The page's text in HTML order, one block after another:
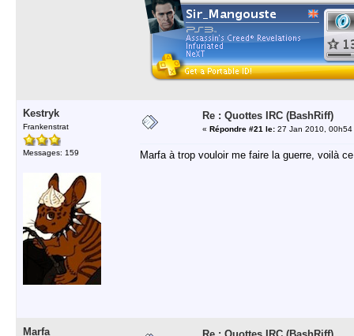
Kestryk
Frankenstrat
Messages: 159
Re : Quottes IRC (BashRiff)
« Répondre #21 le: 27 Jan 2010, 00h54
Marfa à trop vouloir me faire la guerre, voilà
Marfa